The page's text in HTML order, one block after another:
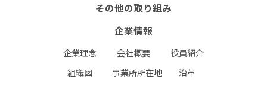
電子公告
協力会社向け情報
その他の取り組み
企業情報
企業理念 会社概要
役員紹介
組織図
事業所所在地 沿革